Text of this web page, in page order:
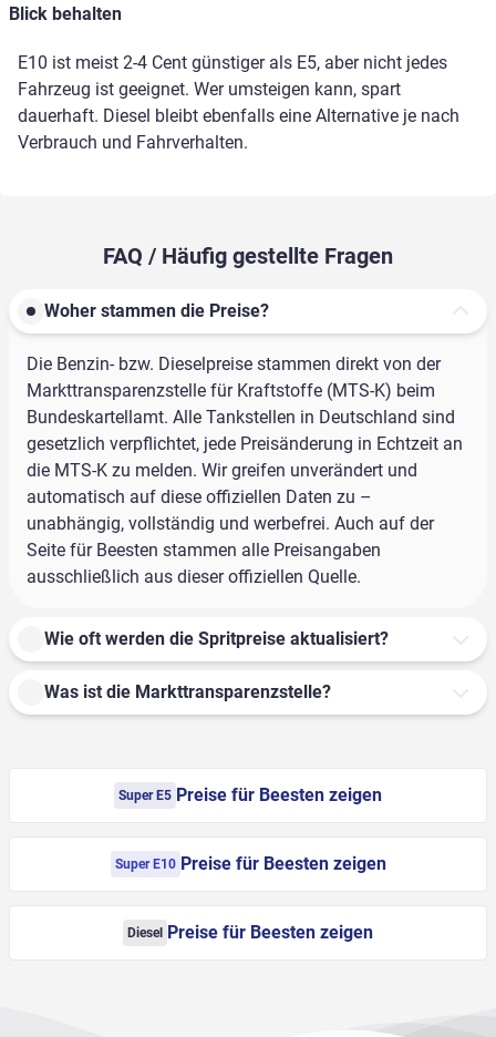
Blick behalten
E10 ist meist 2-4 Cent günstiger als E5, aber nicht jedes
Fahrzeug ist geeignet. Wer umsteigen kann, spart
dauerhaft. Diesel bleibt ebenfalls eine Alternative je nach
Verbrauch und Fahrverhalten.
FAQ / Häufig gestellte Fragen
Woher stammen die Preise?
Die Benzin- bzw. Dieselpreise stammen direkt von der
Markttransparenzstelle für Kraftstoffe (MTS-K) beim
Bundeskartellamt. Alle Tankstellen in Deutschland sind
gesetzlich verpflichtet, jede Preisänderung in Echtzeit an
die MTS-K zu melden. Wir greifen unverändert und
automatisch auf diese offiziellen Daten zu –
unabhängig, vollständig und werbefrei. Auch auf der
Seite für Beesten stammen alle Preisangaben
ausschließlich aus dieser offiziellen Quelle.
Wie oft werden die Spritpreise aktualisiert?
Was ist die Markttransparenzstelle?
Super E5 Preise für Beesten zeigen
Super E10 Preise für Beesten zeigen
Diesel Preise für Beesten zeigen